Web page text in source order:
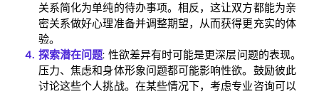
Download
关系简化为单纯的待办事项。相反，这让双方都能为亲
密关系做好心理准备并调整期望，从而获得更充实的体
验。
探索潜在问题: 性欲差异有时可能是更深层问题的表现。
压力、焦虑和身体形象问题都可能影响性欲。鼓励彼此
讨论这些个人挑战。在某些情况下，考虑专业咨询可以